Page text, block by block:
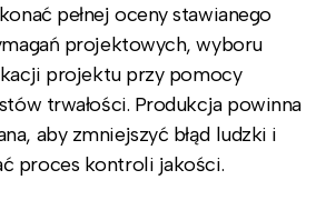
pełnej oceny stawianego
projektowych, wyboru
projektu przy pomocy
trwałości. Produkcja powinna
aby zmniejszyć błąd ludzki i
proces kontroli jakości.